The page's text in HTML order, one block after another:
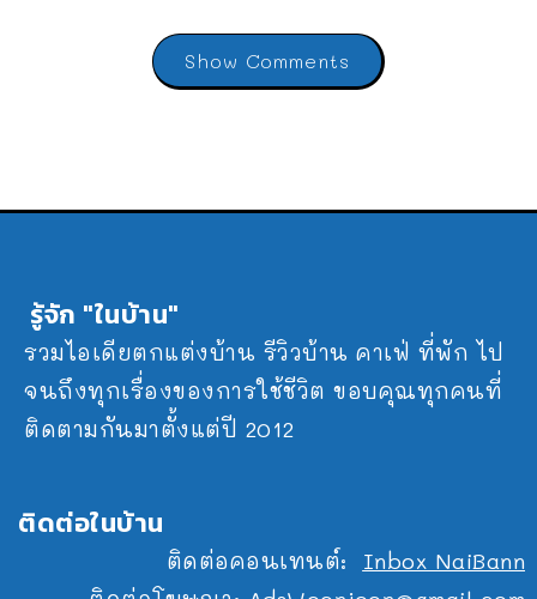
Show Comments
รู้จัก "ในบ้าน"
รวมไอเดียตกแต่งบ้าน รีวิวบ้าน คาเฟ่ ที่พัก ไป
จนถึงทุกเรื่องของการใช้ชีวิต ขอบคุณทุกคนที่
ติดตามกันมาตั้งแต่ปี 2012
ติดต่อในบ้าน
ติดต่อคอนเทนต์: Inbox NaiBann